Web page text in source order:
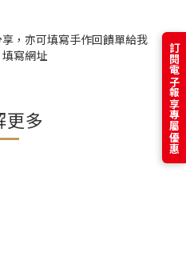
，亦可填寫手作回饋單給我
寫網址
更多 訂閱電子報享專屬優惠